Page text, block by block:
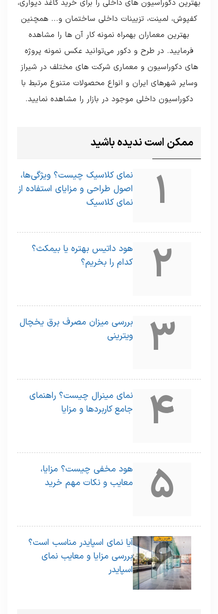
بهترین دکوراسیون های داخلی را برای خرید کاغذ دیواری،
کفپوش، لمینت، تزیینات داخلی ساختمان و... همچنین
بهترین معماران بهمراه نمونه کار آن ها را مشاهده
فرمایید. در طرح و دکور می‌توانید عکس نمونه پروژه
های دکوراسیون و معماری شرکت های مختلف در شیراز
وسایر شهرهای ایران و انواع محصولات متنوع مرتبط با
دکوراسیون داخلی موجود در بازار را مشاهده نمایید.
ممکن است ندیده باشید
1
نمای کلاسیک چیست؟ ویژگی‌ها،
اصول طراحی و مزایای استفاده از
نمای کلاسیک
2
هود داتیس بهتره یا بیمکث؟
کدام را بخریم؟
3
بررسی میزان مصرف برق یخچال
ویترینی
4
نمای مینرال چیست؟ راهنمای
جامع کاربردها و مزایا
5
هود مخفی چیست؟ مزایا،
معایب و نکات مهم خرید
6
آیا نمای اسپایدر مناسب است؟
بررسی مزایا و معایب نمای
اسپایدر